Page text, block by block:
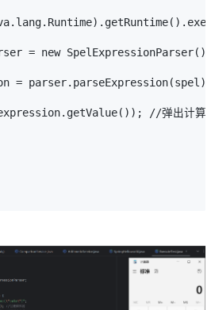
= new SpelExpressionParser();
= parser. parseExpression(spel);
. getValue()); //弹出计算